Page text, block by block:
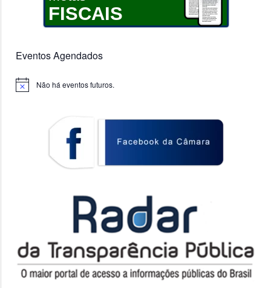
FISCAIS
Eventos Agendados
Notice Não há eventos futuros.